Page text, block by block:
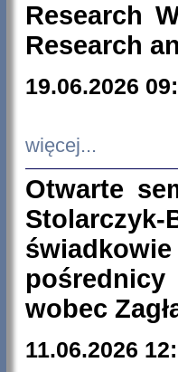
Research
Research
19.06.2026
więcej...
Otwarte
wobec
11.06.2026